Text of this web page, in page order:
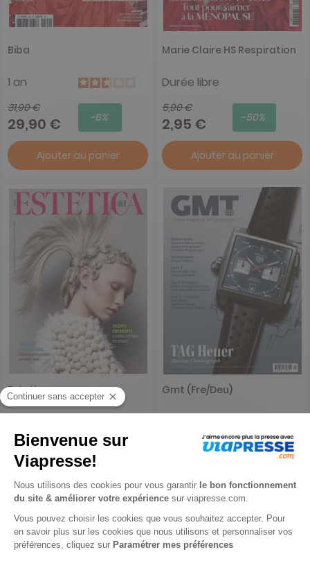
Biba
1 an
31,90 €
29,90 € -6%
Ajouter au panier
Marie Claire HS Respiration
Durée libre
5,90 €
2,95 € -50%
Ajouter au panier
Estetica
59 €
50,15 € -15%
Ajouter au panier
Gmt (Fre/Deu)
Ajouter au panier